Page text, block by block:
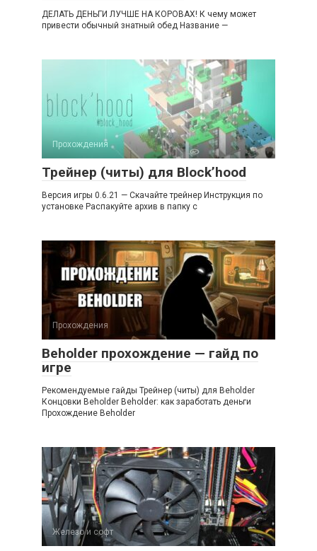
ДЕЛАТЬ ДЕНЬГИ ЛУЧШЕ НА КОРОВАХ! К чему может
привести обычный знатный обед Название —
Прохождения
Трейнер (читы) для Block’hood
Версия игры 0.6.21 — Скачайте трейнер Инструкция по
установке Распакуйте архив в папку с
Прохождения
Beholder прохождение — гайд по
игре
Рекомендуемые гайды Трейнер (читы) для Beholder
Концовки Beholder Beholder: как заработать деньги
Прохождение Beholder
Железо и софт